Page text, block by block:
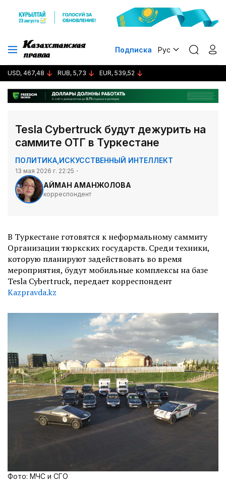
Подписка Рус
USD, 467,48 RUB, 5,73 EUR, 539,52
Tesla Cybertruck будут дежурить на
саммите ОТГ в Туркестане
ПОЛИТИКА ИСКУССТВЕННЫЙ ИНТЕЛЛЕКТ
13 мая 2026 г. 22:25
АЙМАН АМАНЖОЛОВА
корреспондент
В Туркестане готовятся к неформальному саммиту
Организации тюркских государств. Среди техники,
которую планируют задействовать во время
мероприятия, будут мобильные комплексы на базе
Tesla Cybertruck, передает корреспондент
Kazpravda.kz
Фото: МЧС и СГО